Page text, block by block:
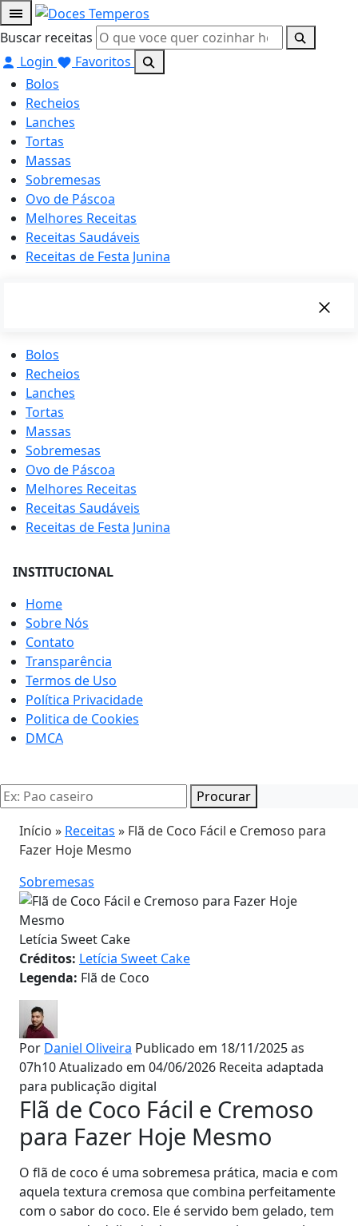
Buscar receitas
Login
Favoritos
Bolos
Recheios
Lanches
Tortas
Massas
Sobremesas
Ovo de Páscoa
Melhores Receitas
Receitas Saudáveis
Receitas de Festa Junina
Bolos
Recheios
Lanches
Tortas
Massas
Sobremesas
Ovo de Páscoa
Melhores Receitas
Receitas Saudáveis
Receitas de Festa Junina
INSTITUCIONAL
Home
Sobre Nós
Contato
Transparência
Termos de Uso
Política Privacidade
Politica de Cookies
DMCA
Procurar
Início » Receitas » Flã de Coco Fácil e Cremoso para
Fazer Hoje Mesmo
Sobremesas
Letícia Sweet Cake
Créditos: Letícia Sweet Cake
Legenda: Flã de Coco
Por Daniel Oliveira Publicado em 18/11/2025 as
07h10Atualizado em 04/06/2026 Receita adaptada
para publicação digital
Flã de Coco Fácil e Cremoso
para Fazer Hoje Mesmo
O flã de coco é uma sobremesa prática, macia e com
aquela textura cremosa que combina perfeitamente
com o sabor do coco. Ele é servido bem gelado, tem